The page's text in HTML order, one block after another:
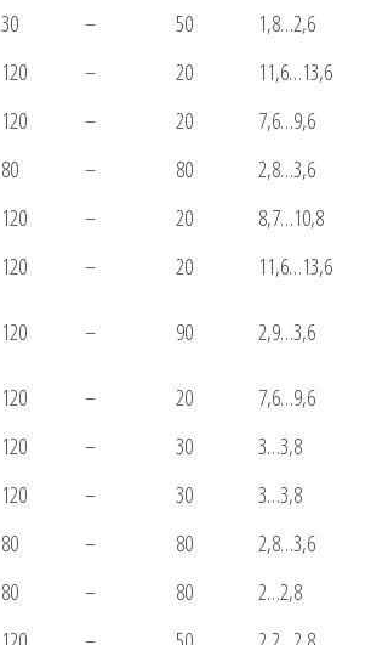
30 – 50
1,8…2,6
120 – 20
11,6…13,6
120 – 20
7,6…9,6
80 – 80
2,8…3,6
120 – 20
8,7…10,8
120 – 20
11,6…13,6
120 – 90 2,9…3,6
120 – 20
7,6…9,6
120 – 30
3…3,8
120 – 30
3…3,8
80 – 80
2,8…3,6
80 – 80
2…2,8